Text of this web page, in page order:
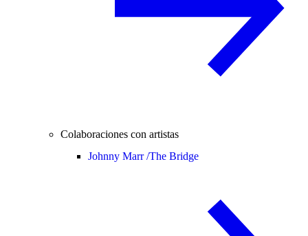
Colaboraciones con artistas
Johnny Marr /The Bridge